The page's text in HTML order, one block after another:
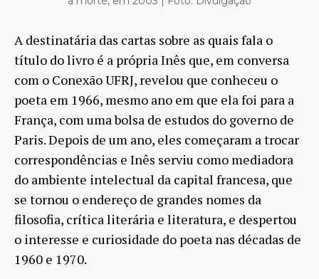
A destinatária das cartas sobre as quais fala o
título do livro é a própria Inês que, em conversa
com o Conexão UFRJ, revelou que conheceu o
poeta em 1966, mesmo ano em que ela foi para a
França, com uma bolsa de estudos do governo de
Paris. Depois de um ano, eles começaram a trocar
correspondências e Inês serviu como mediadora
do ambiente intelectual da capital francesa, que
se tornou o endereço de grandes nomes da
filosofia, crítica literária e literatura, e despertou
o interesse e curiosidade do poeta nas décadas de
1960 e 1970.